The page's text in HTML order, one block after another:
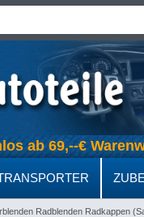
ab 69,--€
Radblenden Radkappen